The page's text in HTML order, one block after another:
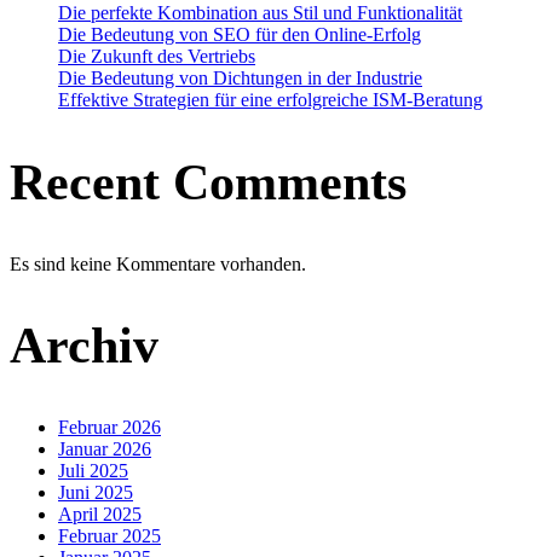
Die perfekte Kombination aus Stil und Funktionalität
Die Bedeutung von SEO für den Online-Erfolg
Die Zukunft des Vertriebs
Die Bedeutung von Dichtungen in der Industrie
Effektive Strategien für eine erfolgreiche ISM-Beratung
Recent Comments
Es sind keine Kommentare vorhanden.
Archiv
Februar 2026
Januar 2026
Juli 2025
Juni 2025
April 2025
Februar 2025